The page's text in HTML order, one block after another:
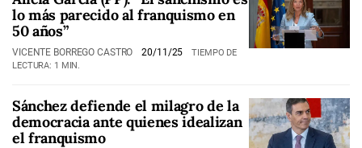
lo más parecido al franquismo en
50 años”
VICENTE BORREGO CASTRO 20/11/25
TIEMPO DE
LECTURA: 1 MIN.
Sánchez defiende el milagro de la
democracia ante quienes idealizan
el franquismo